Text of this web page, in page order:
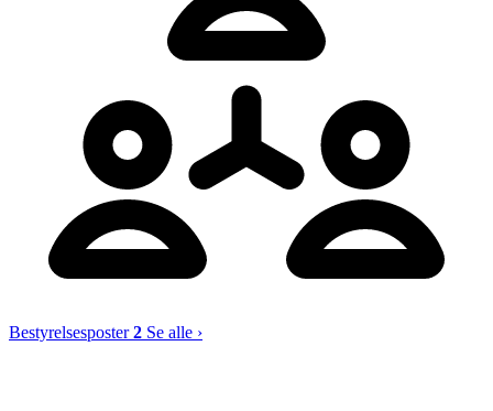
Bestyrelsesposter2 Se alle ›